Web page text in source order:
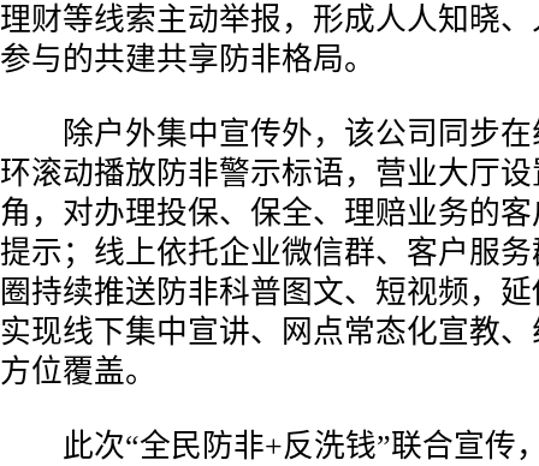
理财等线索主动举报，形成人人知晓
参与的共建共享防非格局。
除户外集中宣传外，该公司同步在
环滚动播放防非警示标语，营业大厅
角，对办理投保、保全、理赔业务的
提示；线上依托企业微信群、客户服
圈持续推送防非科普图文、短视频，
实现线下集中宣讲、网点常态化宣教
方位覆盖。
此次“全民防非+反洗钱”联合宣传